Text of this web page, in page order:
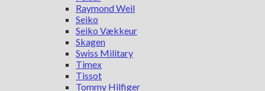
Raymond Weil
Seiko
Seiko Vækkeur
Skagen
Swiss Military
Timex
Tissot
Tommy Hilfiger